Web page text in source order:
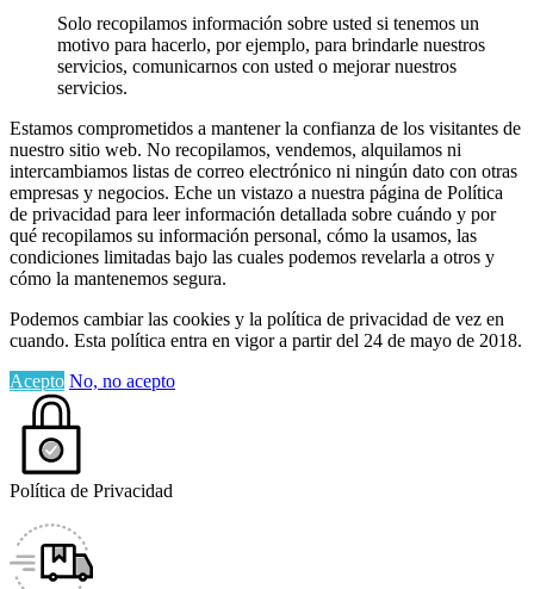
Solo recopilamos información sobre usted si tenemos un
motivo para hacerlo, por ejemplo, para brindarle nuestros
servicios, comunicarnos con usted o mejorar nuestros
servicios.
Estamos comprometidos a mantener la confianza de los visitantes de
nuestro sitio web. No recopilamos, vendemos, alquilamos ni
intercambiamos listas de correo electrónico ni ningún dato con otras
empresas y negocios. Eche un vistazo a nuestra página de Política
de privacidad para leer información detallada sobre cuándo y por
qué recopilamos su información personal, cómo la usamos, las
condiciones limitadas bajo las cuales podemos revelarla a otros y
cómo la mantenemos segura.
Podemos cambiar las cookies y la política de privacidad de vez en
cuando. Esta política entra en vigor a partir del 24 de mayo de 2018.
Acepto No, no acepto
Política de Privacidad